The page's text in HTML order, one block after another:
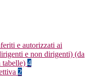
e autorizzati ai
e non dirigenti) (da
tabelle) 4
2